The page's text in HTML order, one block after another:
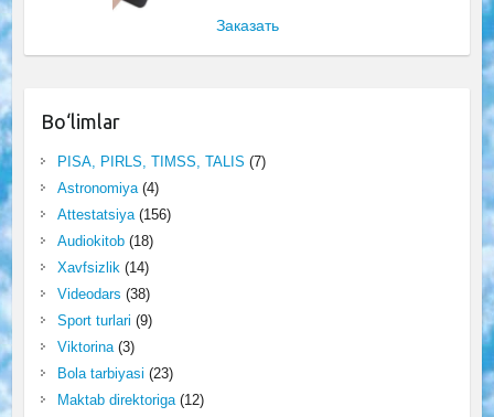
Заказать
Bo‘limlar
PISA, PIRLS, TIMSS, TALIS (7)
Astronomiya(4)
Attestatsiya(156)
Audiokitob(18)
Xavfsizlik(14)
Videodars (38)
Sport turlari (9)
Viktorina(3)
Bola tarbiyasi (23)
Maktab direktoriga(12)